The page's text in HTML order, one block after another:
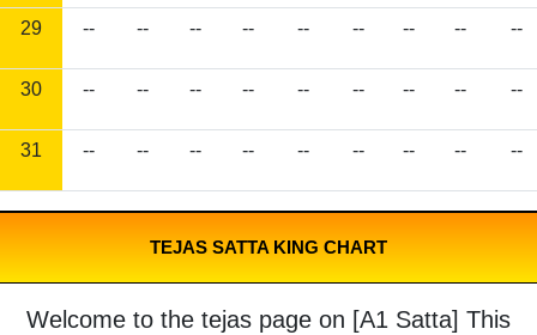
29 -- -- -- -- -- -- -- -- --
30 -- -- -- -- -- -- -- -- --
31 -- -- -- -- -- -- -- -- --
TEJAS SATTA KING CHART
Welcome to the tejas page on [A1 Satta] This